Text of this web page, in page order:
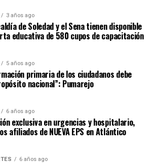
3 años ago
de Soledad y el Sena tienen disponible
educativa de 580 cupos de capacitación
5 años ago
primaria de los ciudadanos debe
nacional”: Pumarejo
6 años ago
exclusiva en urgencias y hospitalario,
afiliados de NUEVA EPS en Atlántico
6 años ago